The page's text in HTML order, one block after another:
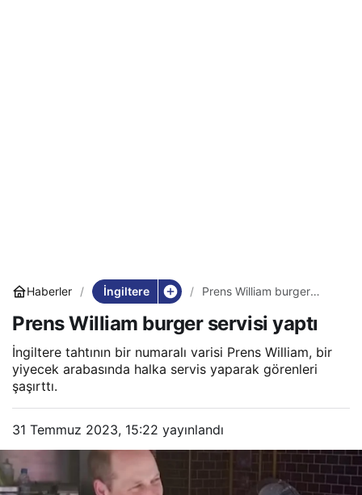
Haberler İngiltere
Prens William burger
Prens William burger servisi yaptı
İngiltere tahtının bir numaralı varisi Prens William, bir
yiyecek arabasında halka servis yaparak görenleri
şaşırttı.
31 Temmuz 2023, 15:22 yayınlandı